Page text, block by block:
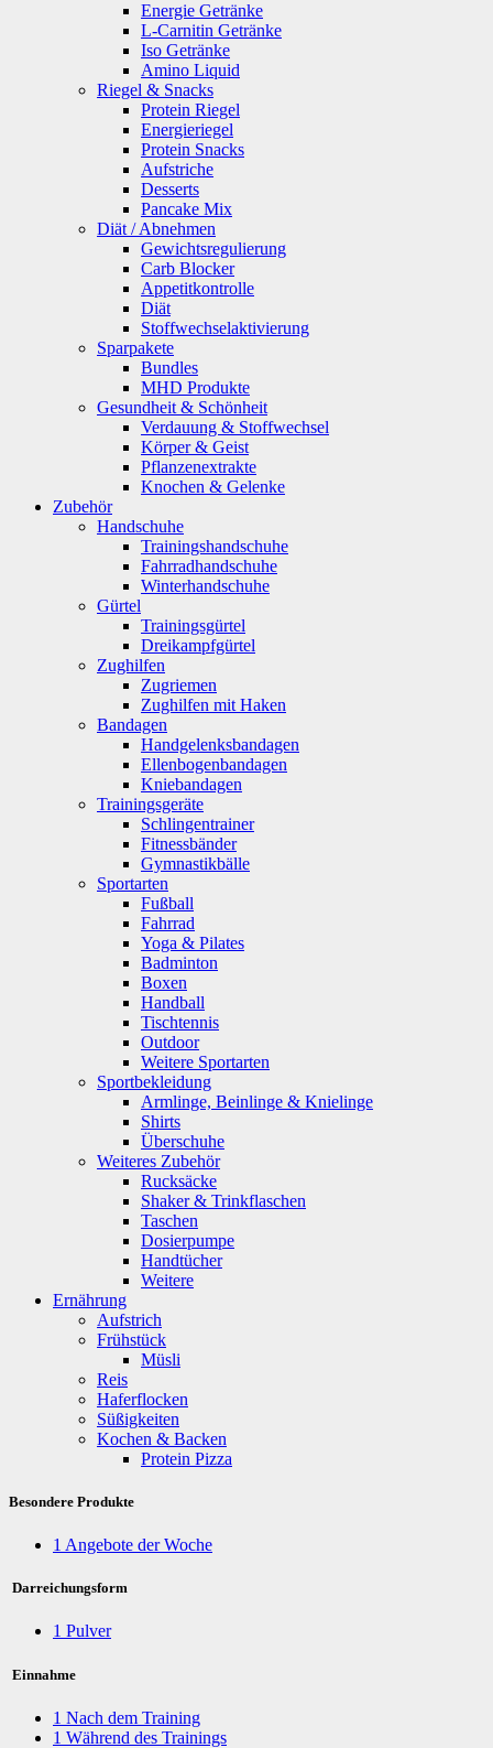
Energie Getränke
L-Carnitin Getränke
Iso Getränke
Amino Liquid
Riegel & Snacks
Protein Riegel
Energieriegel
Protein Snacks
Aufstriche
Desserts
Pancake Mix
Diät / Abnehmen
Gewichtsregulierung
Carb Blocker
Appetitkontrolle
Diät
Stoffwechselaktivierung
Sparpakete
Bundles
MHD Produkte
Gesundheit & Schönheit
Verdauung & Stoffwechsel
Körper & Geist
Pflanzenextrakte
Knochen & Gelenke
Zubehör
Handschuhe
Trainingshandschuhe
Fahrradhandschuhe
Winterhandschuhe
Gürtel
Trainingsgürtel
Dreikampfgürtel
Zughilfen
Zugriemen
Zughilfen mit Haken
Bandagen
Handgelenksbandagen
Ellenbogenbandagen
Kniebandagen
Trainingsgeräte
Schlingentrainer
Fitnessbänder
Gymnastikbälle
Sportarten
Fußball
Fahrrad
Yoga & Pilates
Badminton
Boxen
Handball
Tischtennis
Outdoor
Weitere Sportarten
Sportbekleidung
Armlinge, Beinlinge & Knielinge
Shirts
Überschuhe
Weiteres Zubehör
Rucksäcke
Shaker & Trinkflaschen
Taschen
Dosierpumpe
Handtücher
Weitere
Ernährung
Aufstrich
Frühstück
Müsli
Reis
Haferflocken
Süßigkeiten
Kochen & Backen
Protein Pizza
Besondere Produkte
1 Angebote der Woche
Darreichungsform
1 Pulver
Einnahme
1 Nach dem Training
1 Während des Trainings